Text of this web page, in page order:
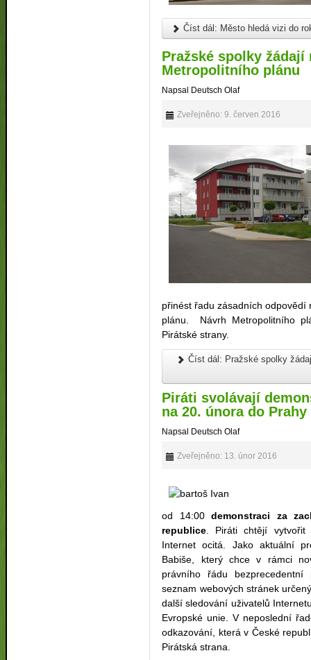
Číst dál: Město hledá vizi do
Pražské spolky
Metropolitního plánu
Napsal Deutsch Olaf
Zveřejněno: 9. červen 2016
přinést řadu zásadních
plánu. Návrh Metropolitního
Pirátské strany.
Číst dál: Pražské spolky
Piráti svolávají
na 20. února do Prahy
Napsal Deutsch Olaf
Zveřejněno: 13. únor 2016
od 14:00demonstraci za
republice. Piráti chtějí vytvořit
Internet ocitá. Jako aktuální
Babiše, který chce v rámci
právního řádu
seznam webových stránek
další sledování uživatelů
Evropské unie. V neposlední
odkazování, která v České
Pirátská strana.